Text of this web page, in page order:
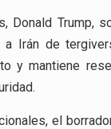
Donald Trump,
Irán de
y mantiene
el